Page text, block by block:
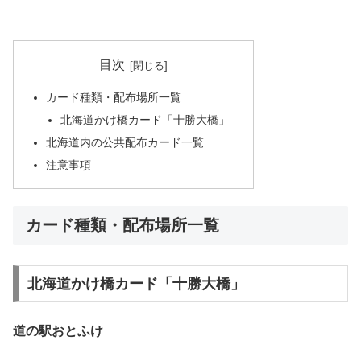
目次
カード種類・配布場所一覧
北海道かけ橋カード「十勝大橋」
北海道内の公共配布カード一覧
注意事項
カード種類・配布場所一覧
北海道かけ橋カード「十勝大橋」
道の駅おとふけ